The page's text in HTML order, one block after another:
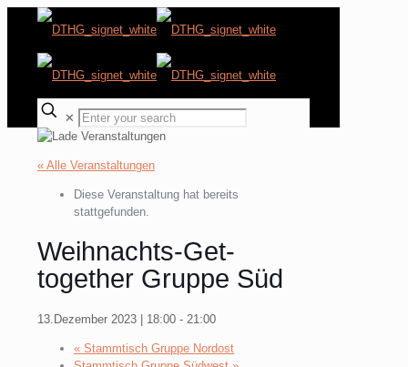
✕
« Alle Veranstaltungen
Diese Veranstaltung hat bereits
stattgefunden.
Weihnachts-Get-
together Gruppe Süd
13.Dezember 2023 | 18:00 - 21:00
« Stammtisch Gruppe Nordost